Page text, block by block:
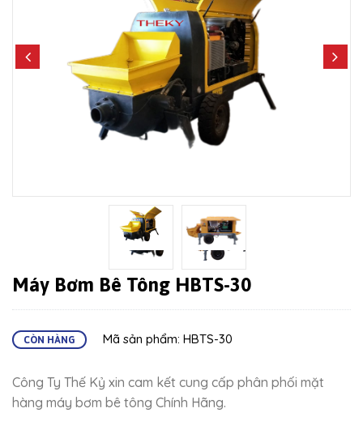
Máy Bơm Bê Tông HBTS-30
CÒN HÀNG Mã sản phẩm: HBTS-30
Công Ty Thế Kỷ xin cam kết cung cấp phân phối mặt
hàng máy bơm bê tông Chính Hãng.